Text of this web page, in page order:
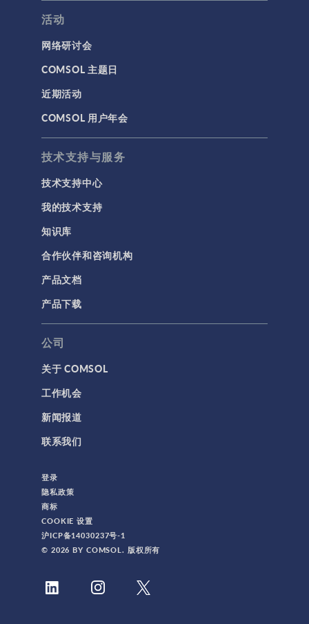
活动
网络研讨会
COMSOL 主题日
近期活动
COMSOL 用户年会
技术支持与服务
技术支持中心
我的技术支持
知识库
合作伙伴和咨询机构
产品文档
产品下载
公司
关于 COMSOL
工作机会
新闻报道
联系我们
登录
隐私政策
商标
COOKIE 设置
沪ICP备14030237号-1
© 2026 BY COMSOL. 版权所有